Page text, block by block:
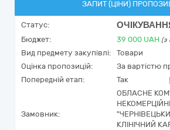
ЗАПИТ (ЦІНИ)
Статус:
Бюджет: 39 000 UAH (з
Вид предмету закупівлі:
Товари
Оцінка пропозицій:
За вартістю
Попередній етап:
Так
Замовник:
ОБЛАСНЕ
КЛІНІЧНИЙ